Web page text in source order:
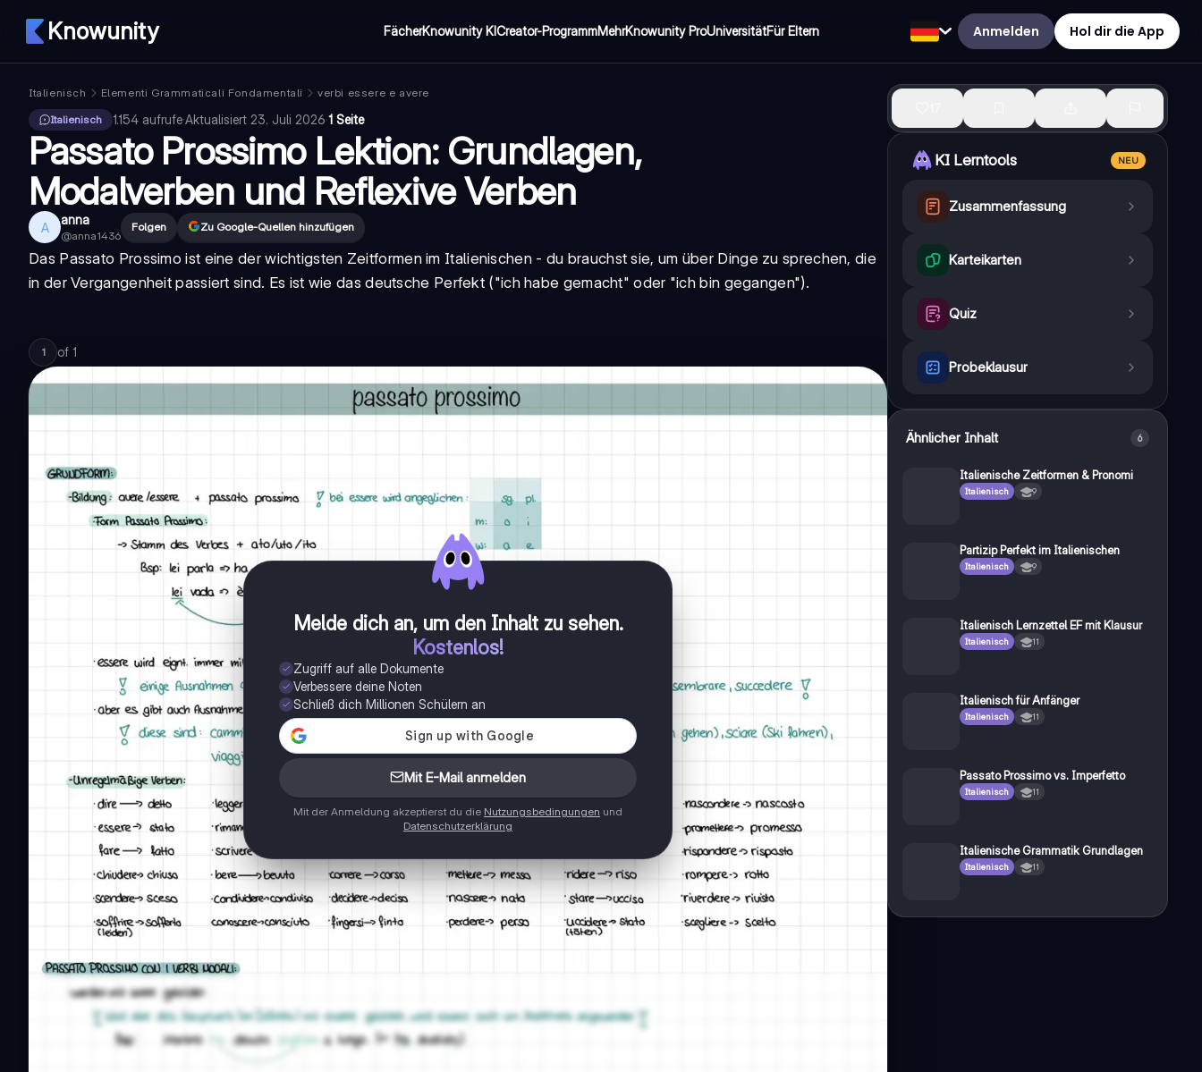
Knowunity FächerKnowunity KICreator-ProgrammMehrKnowunity ProUniversitätFür Eltern Anmelden Hol dir die App
Italienisch Elementi Grammaticali Fondamentali
verbi essere e avere
Italienisch
1.154 aufrufe·Aktualisiert 23. Juli 2026·1 Seite
Passato Prossimo Lektion: Grundlagen,
Modalverben und Reflexive Verben
A anna
@anna1436
Folgen Zu Google-Quellen hinzufügen
Das Passato Prossimo ist eine der wichtigsten Zeitformen im Italienischen - du brauchst sie, um über Dinge zu sprechen, die
in der Vergangenheit passiert sind. Es ist wie das deutsche Perfekt ("ich habe gemacht" oder "ich bin gegangen").
1 of 1
Melde dich an, um den Inhalt zu sehen.
Kostenlos!
Zugriff auf alle Dokumente
Verbessere deine Noten
Schließ dich Millionen Schülern an
Mit E-Mail anmelden
Mit der Anmeldung akzeptierst du die Nutzungsbedingungen und
Datenschutzerklärung
KI Lerntools NEU
Zusammenfassung
Karteikarten
Quiz
Probeklausur
Ähnlicher Inhalt 6
Italienische Zeitformen & Pronomi
Italienisch 9
Partizip Perfekt im Italienischen
Italienisch 9
Italienisch Lernzettel EF mit Klausur
Italienisch 11
Italienisch für Anfänger
Italienisch 11
Passato Prossimo vs. Imperfetto
Italienisch 11
Italienische Grammatik Grundlagen
Italienisch 11